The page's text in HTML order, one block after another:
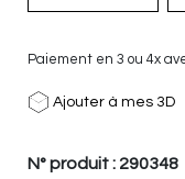
Paiement en 3 ou 4x
Ajouter à mes 3D
N° produit : 290348